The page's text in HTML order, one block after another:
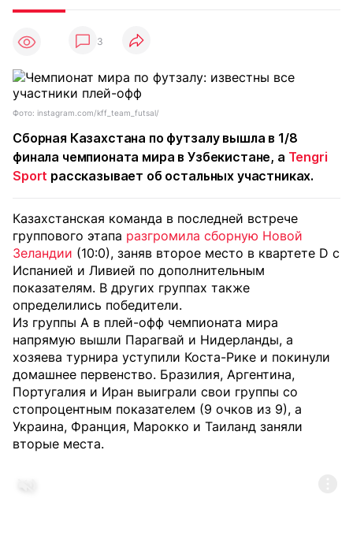
3
Фото: instagram.com/kff_team_futsal/
Сборная Казахстана по футзалу вышла в 1/8
финала чемпионата мира в Узбекистане, а Tengri
Sport рассказывает об остальных участниках.
Казахстанская команда в последней встрече
группового этапа разгромила сборную Новой
Зеландии (10:0), заняв второе место в квартете D с
Испанией и Ливией по дополнительным
показателям. В других группах также
определились победители.
Из группы A в плей-офф чемпионата мира
напрямую вышли Парагвай и Нидерланды, а
хозяева турнира уступили Коста-Рике и покинули
домашнее первенство. Бразилия, Аргентина,
Португалия и Иран выиграли свои группы со
стопроцентным показателем (9 очков из 9), а
Украина, Франция, Марокко и Таиланд заняли
вторые места.